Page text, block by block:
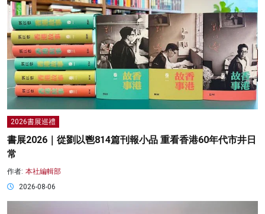
2026書展巡禮
書展2026｜從劉以鬯814篇刊報小品 重看香港60年代市井日
常
作者: 本社編輯部
2026-08-06